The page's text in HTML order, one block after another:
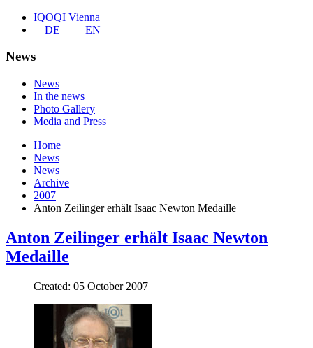
IQOQI Vienna
DE
EN
News
News
In the news
Photo Gallery
Media and Press
Home
News
News
Archive
2007
Anton Zeilinger erhält Isaac Newton Medaille
Anton Zeilinger erhält Isaac Newton
Medaille
Created: 05 October 2007